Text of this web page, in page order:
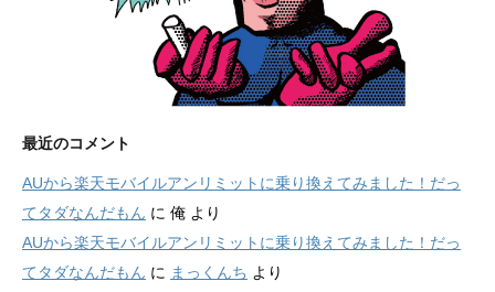
最近のコメント
AUから楽天モバイルアンリミットに乗り換えてみました！だっ
てタダなんだもん に 俺 より
AUから楽天モバイルアンリミットに乗り換えてみました！だっ
てタダなんだもん に まっくんち より